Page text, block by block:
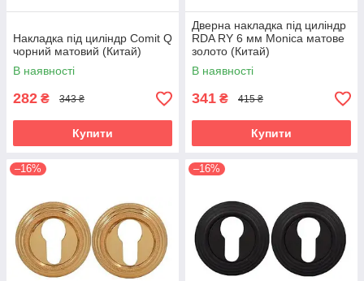
Накладка під циліндр Comit Q
чорний матовий (Китай)
В наявності
282 ₴ 343 ₴
Купити
Дверна накладка під циліндр
RDA RY 6 мм Monica матове
золото (Китай)
В наявності
341 ₴ 415 ₴
Купити
–16% –16%